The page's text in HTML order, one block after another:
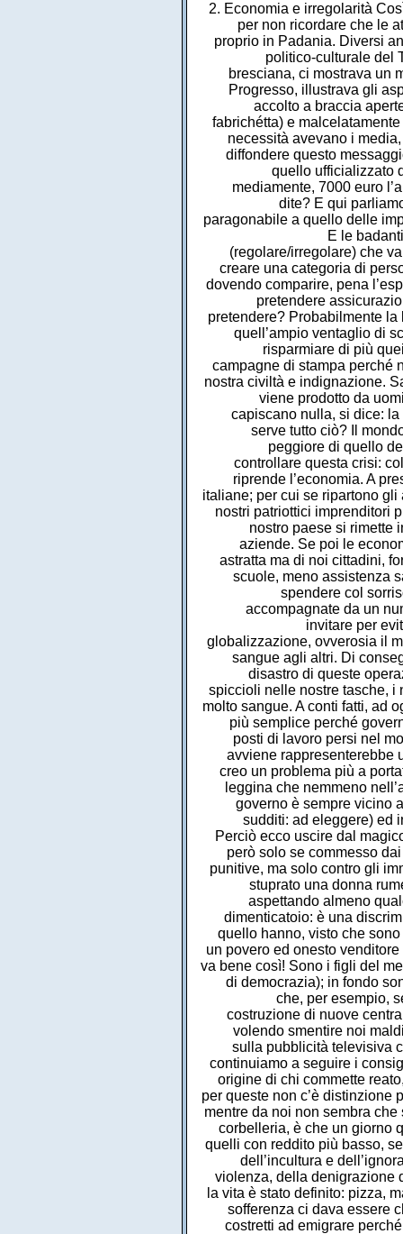
2. Economia e irregolarità
per non ricordare che le
proprio in Padania. Diversi
politico-culturale del
bresciana, ci mostrava un
Progresso, illustrava gli
accolto a braccia
fabrichétta) e
necessità avevano i
diffondere questo
quello ufficializzato
mediamente, 7000 euro
dite? E qui
paragonabile a quello delle
E le
(regolare/irregolare) che
creare una categoria di
dovendo comparire, pena
pretendere
pretendere? Probabilmente
quell’ampio ventaglio di
risparmiare di più
campagne di stampa perché
nostra civiltà e indignazione.
viene prodotto da
capiscano nulla, si dice:
serve tutto ciò? Il
peggiore di quello
controllare questa crisi:
riprende l’economia. A
italiane; per cui se ripartono
nostri patriottici imprenditori
nostro paese si rimette
aziende. Se poi le
astratta ma di noi cittadini,
scuole, meno assistenza
spendere col
accompagnate da un
invitare per
globalizzazione, ovverosia il
sangue agli altri. Di
disastro di queste
spiccioli nelle nostre tasche, i
molto sangue. A conti fatti, ad
più semplice perché
posti di lavoro persi nel
avviene rappresenterebbe
creo un problema più a
leggina che nemmeno
governo è sempre vicino
sudditi: ad eleggere) ed
Perciò ecco uscire dal
però solo se commesso
punitive, ma solo contro gli
stuprato una donna
aspettando almeno
dimenticatoio: è una
quello hanno, visto che
un povero ed onesto
va bene così! Sono i figli del
di democrazia); in fondo
che, per esempio,
costruzione di nuove
volendo smentire noi
sulla pubblicità televisiva
continuiamo a seguire i
origine di chi commette
per queste non c’è
mentre da noi non sembra
corbelleria, è che un giorno
quelli con reddito più basso,
dell’incultura e
violenza, della denigrazione
la vita è stato definito: pizza,
sofferenza ci dava essere
costretti ad emigrare